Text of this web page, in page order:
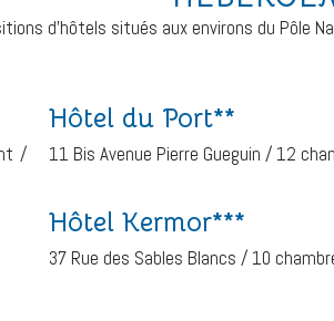
d’hôtels situés aux environs du Pôle
/
Hôtel du Port**
11 Bis Avenue Pierre Gueguin / 12
Hôtel Kermor***
37 Rue des Sables Blancs / 10